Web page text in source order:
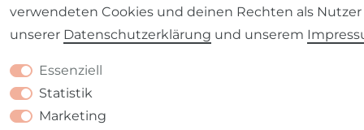
verwendeten Cookies und deinen Rechten als
unserer Daten­schutz­erklärung und unserem
Essenziell
Statistik
Marketing